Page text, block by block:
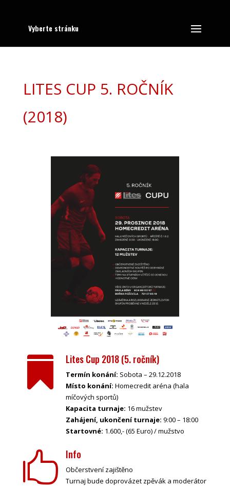
Vyberte stránku
LITES CUP 5. ROČNÍK
(2018)
 Lites Cup 2018 (5. ročník)
Termín konání: Sobota – 29.12.2018
Místo konání: Homecredit aréna (hala
míčových sportů)
Kapacita turnaje: 16 mužstev
Zahájení, ukončení turnaje: 9:00 – 18:00
Startovné: 1.600,- (65 Euro) / mužstvo
 Info
Občerstvení zajištěno
Turnaj bude doprovázet zpěvák a moderátor